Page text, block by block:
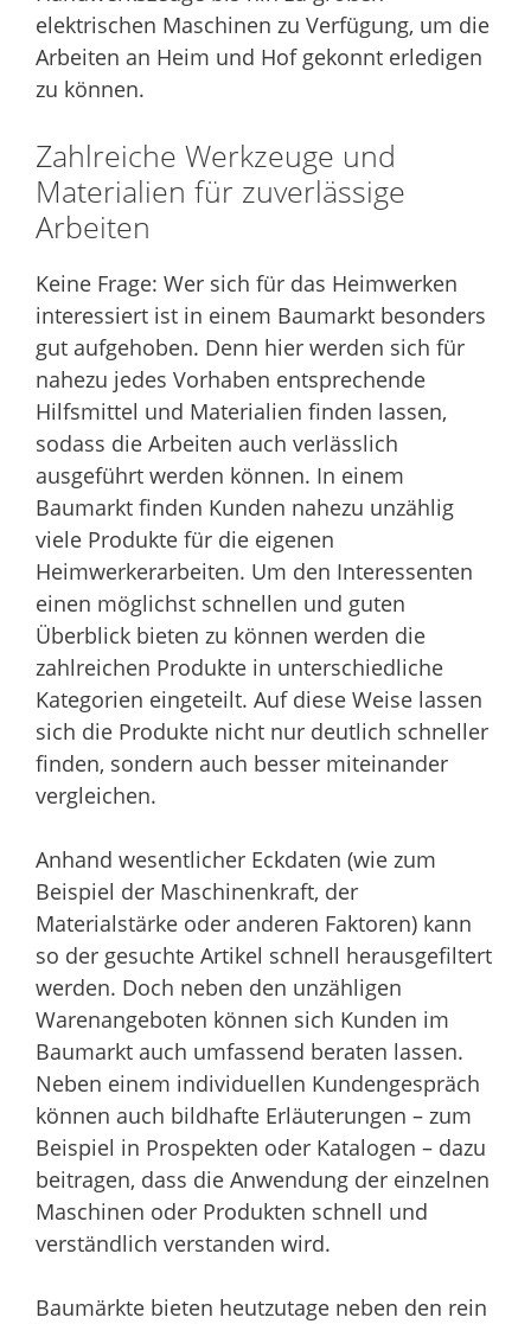
elektrischen Maschinen zu Verfügung, um die
Arbeiten an Heim und Hof gekonnt erledigen
zu können.
Zahlreiche Werkzeuge und
Materialien für zuverlässige
Arbeiten
Keine Frage: Wer sich für das Heimwerken
interessiert ist in einem Baumarkt besonders
gut aufgehoben. Denn hier werden sich für
nahezu jedes Vorhaben entsprechende
Hilfsmittel und Materialien finden lassen,
sodass die Arbeiten auch verlässlich
ausgeführt werden können. In einem
Baumarkt finden Kunden nahezu unzählig
viele Produkte für die eigenen
Heimwerkerarbeiten. Um den Interessenten
einen möglichst schnellen und guten
Überblick bieten zu können werden die
zahlreichen Produkte in unterschiedliche
Kategorien eingeteilt. Auf diese Weise lassen
sich die Produkte nicht nur deutlich schneller
finden, sondern auch besser miteinander
vergleichen.
Anhand wesentlicher Eckdaten (wie zum
Beispiel der Maschinenkraft, der
Materialstärke oder anderen Faktoren) kann
so der gesuchte Artikel schnell herausgefiltert
werden. Doch neben den unzähligen
Warenangeboten können sich Kunden im
Baumarkt auch umfassend beraten lassen.
Neben einem individuellen Kundengespräch
können auch bildhafte Erläuterungen – zum
Beispiel in Prospekten oder Katalogen – dazu
beitragen, dass die Anwendung der einzelnen
Maschinen oder Produkten schnell und
verständlich verstanden wird.
Baumärkte bieten heutzutage neben den rein